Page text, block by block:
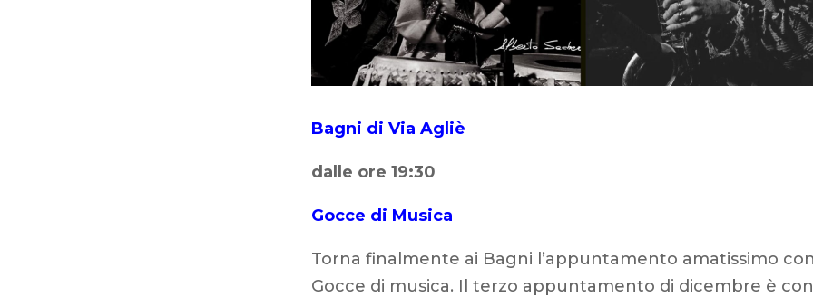
Bagni di Via Agliè
dalle ore 19:30
Gocce di Musica
Torna finalmente ai Bagni l’appuntamento amatissimo con
Gocce di musica. Il terzo appuntamento di dicembre è con